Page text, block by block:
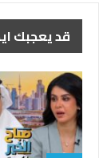
قد يعجبك